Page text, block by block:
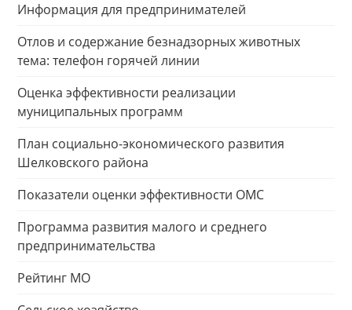
Информация для предпринимателей
Отлов и содержание безнадзорных животных
тема: телефон горячей линии
Оценка эффективности реализации
муниципальных программ
План социально-экономического развития
Шелковского района
Показатели оценки эффективности ОМС
Программа развития малого и среднего
предпринимательства
Рейтинг МО